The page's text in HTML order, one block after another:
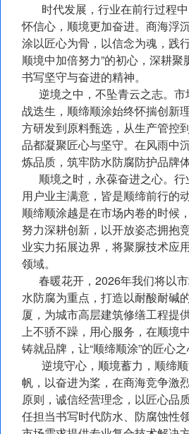
时代发展，行业在前行过程
怀信心，顺境更加奋进。商海浮
涂以匠心为骨，以信念为魂，践
顺境中加倍努力”的初心，深耕聚
书写坚守与奋进的精神。
逆境之中，不坠青云之志。市
战迭生，顺缔顺涂始终怀揣创新
方研发到原料甄选，从生产管控
品都凝聚匠心与坚守。在风雨中
炼品质，筑牢防水防腐防护品牌
顺境之时，永葆奋进之心。行
用户业主满意，皆是顺缔前行的
顺缔顺涂越是在市场内卷的时候
努力深耕创新，以开放姿态拥抱
业实力拓展边界，将聚脲技术应
领域。
春暖花开，2026年我们将以
水防腐为重点，打造以耐酸耐碱
厦，为城市高层建筑修缮工程提
上不骄不躁，用心服务，在顺境
铸就品牌，让“顺缔顺涂”的匠心之
逆境守心，顺境蓄力，顺缔顺
帆，以奋进为桨，在商海竞争激
原则，诚信经营理念，以匠心品
任担当书写时代防水、防腐蚀性